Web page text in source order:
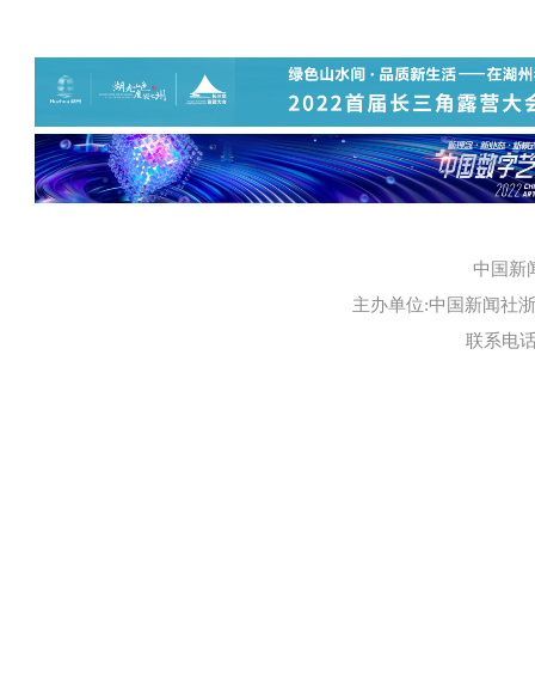
中国新
主办单位:中国新闻社
联系电